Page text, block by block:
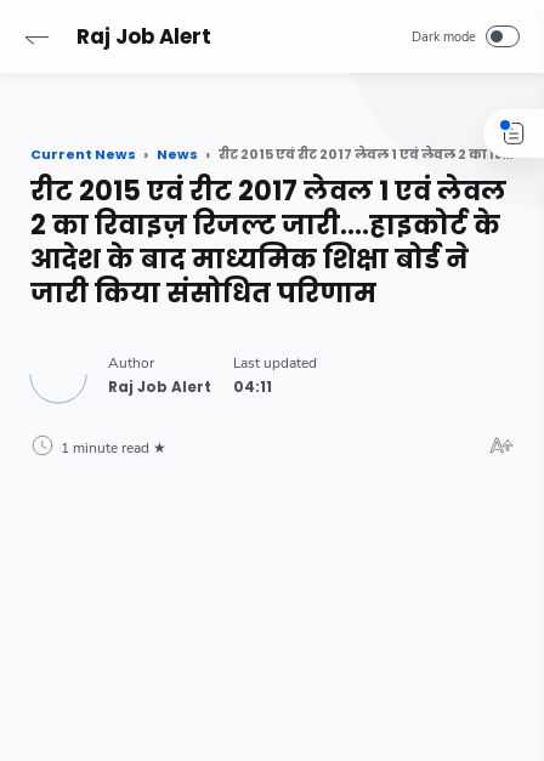
Raj Job Alert
Current News News रीट 2015 एवं रीट 2017 लेवल 1 एवं लेवल 2 का रिवाइज़ रिजल्ट जारी....हाइकोर्ट के आदेश के बाद माध्यमिक शिक्षा बोर्ड ने जारी किया संसोधित परिणाम
रीट 2015 एवं रीट 2017 लेवल 1 एवं लेवल
2 का रिवाइज़ रिजल्ट जारी....हाइकोर्ट के
आदेश के बाद माध्यमिक शिक्षा बोर्ड ने
जारी किया संसोधित परिणाम
1 minute read